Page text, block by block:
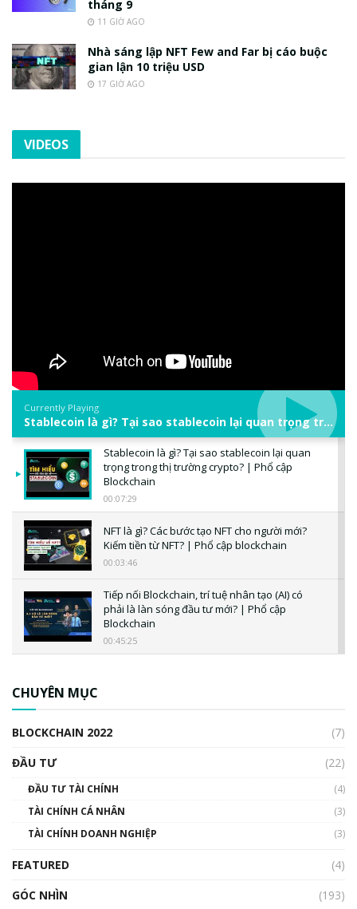
tháng 9
11 GIỜ AGO
Nhà sáng lập NFT Few and Far bị cáo buộc
gian lận 10 triệu USD
17 GIỜ AGO
VIDEOS
Currently Playing
Stablecoin là gì? Tại sao stablecoin lại quan trọng trong thị trường crypto? | Phổ cập Blockchain
Stablecoin là gì? Tại sao stablecoin lại quan
trọng trong thị trường crypto? | Phổ cập
Blockchain
00:07:29
NFT là gì? Các bước tạo NFT cho người mới?
Kiếm tiền từ NFT? | Phổ cập blockchain
00:03:46
Tiếp nối Blockchain, trí tuệ nhân tạo (AI) có
phải là làn sóng đầu tư mới? | Phổ cập
Blockchain
00:45:25
00:02:14
Nhìn lại năm 2022: Những sự kiện ảnh hưởng
đến hệ sinh thái tiền mã hoá | Phổ cập
CHUYÊN MỤC
BLOCKCHAIN 2022
(7)
ĐẦU TƯ
(22)
ĐẦU TƯ TÀI CHÍNH
(4)
TÀI CHÍNH CÁ NHÂN
(3)
TÀI CHÍNH DOANH NGHIỆP
(3)
FEATURED
(4)
GÓC NHÌN
(193)